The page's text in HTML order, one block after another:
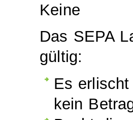
Keine
Das SEPA
gültig:
Es
kein